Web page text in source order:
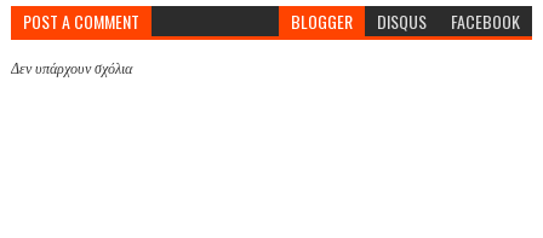
POST A COMMENT BLOGGER DISQUS FACEBOOK
Δεν υπάρχουν σχόλια